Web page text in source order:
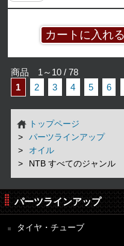
商品 1～10 / 78
1
2 3 4 5 6
トップページ
パーツラインアップ
オイル
NTB すべてのジャンル
パーツラインアップ
タイヤ・チューブ